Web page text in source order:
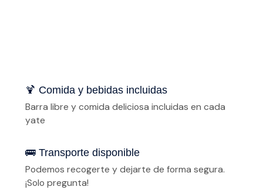
🍹 Comida y bebidas incluidas
Barra libre y comida deliciosa incluidas en cada
yate
🚌 Transporte disponible
Podemos recogerte y dejarte de forma segura.
¡Solo pregunta!